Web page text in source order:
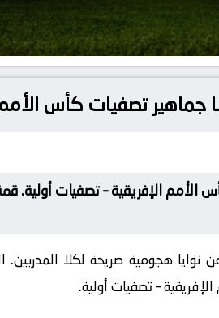
تصفيات كأس الأمم
الإفريقية – تصفيات أولية.
نوايا هجومية صريحة لكلا
– تصفيات أولية.